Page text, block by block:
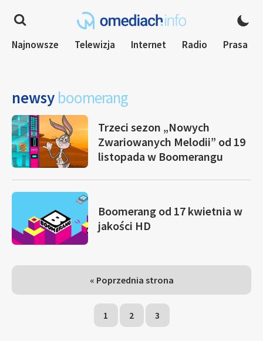
Najnowsze Telewizja Internet Radio Prasa
newsy boomerang
Trzeci sezon „Nowych
Zwariowanych Melodii” od 19
listopada w Boomerangu
Boomerang od 17 kwietnia w
jakości HD
« Poprzednia strona
1 2 3